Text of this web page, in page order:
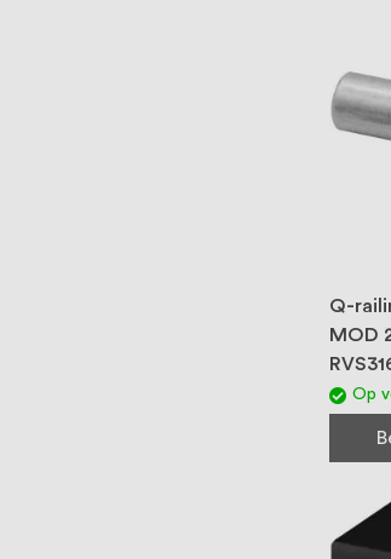
Q-
MOD
Op